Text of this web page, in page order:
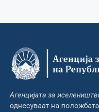
Агенцијата за
однесуваат на